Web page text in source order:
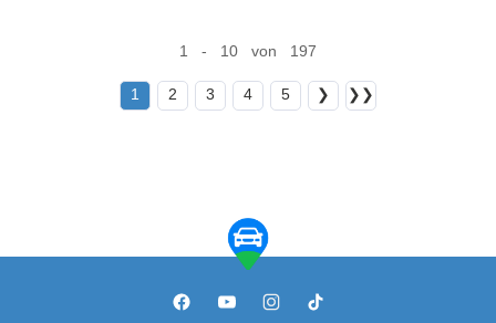
1 - 10 von 197
1 2 3 4 5 ❯ ❯❯